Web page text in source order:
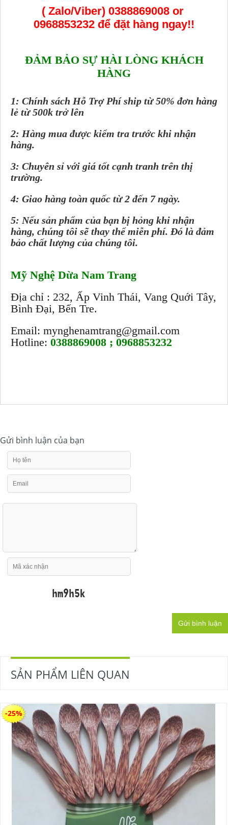
( Zalo/Viber) 0388869008 or
0968853232 để đặt hàng ngay!!
ĐẢM BẢO SỰ HÀI LÒNG KHÁCH
HÀNG
1: Chính sách Hỗ Trợ Phí ship từ 50% đơn hàng
lẻ từ 500k trở lên
2: Hàng mua được kiểm tra trước khi nhận
hàng.
3: Chuyên sỉ với giá tốt cạnh tranh trên thị
trường.
4: Giao hàng toàn quốc từ 2 đến 7 ngày.
5: Nếu sản phẩm của bạn bị hỏng khi nhận
hàng, chúng tôi sẽ thay thế miễn phí. Đó là đảm
bảo chất lượng của chúng tôi.
Mỹ Nghệ Dừa Nam Trang
Địa chỉ : 232, Ấp Vinh Thái, Vang Quới Tây,
Bình Đại, Bến Tre.
Email: mynghenamtrang@gmail.com
Hotline: 0388869008 ; 0968853232
Gửi bình luận của bạn
Gửi bình luận
SẢN PHẨM LIÊN QUAN
-25%